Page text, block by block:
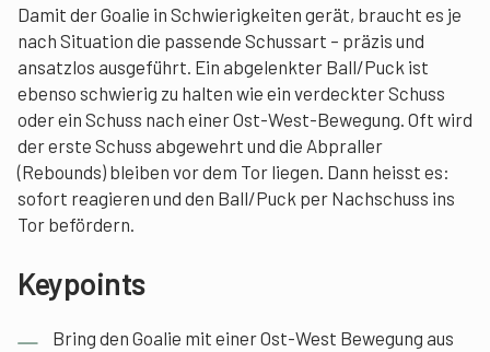
Damit der Goalie in Schwierigkeiten gerät, braucht es je
nach Situation die passende Schussart – präzis und
ansatzlos ausgeführt. Ein abgelenkter Ball/Puck ist
ebenso schwierig zu halten wie ein verdeckter Schuss
oder ein Schuss nach einer Ost-West-Bewegung. Oft wird
der erste Schuss abgewehrt und die Abpraller
(Rebounds) bleiben vor dem Tor liegen. Dann heisst es:
sofort reagieren und den Ball/Puck per Nachschuss ins
Tor befördern.
Keypoints
Bring den Goalie mit einer Ost-West Bewegung aus